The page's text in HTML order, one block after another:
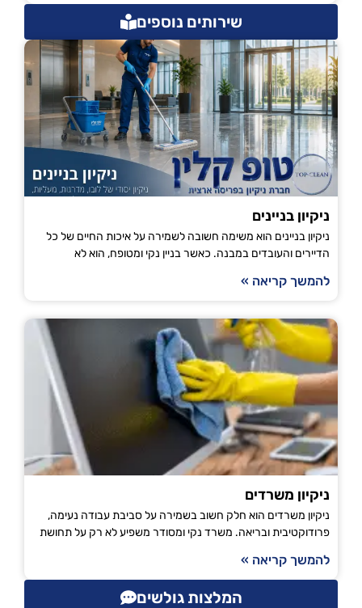
שירותים נוספים
ניקיון בניינים
ניקיון בניינים הוא משימה חשובה לשמירה על איכות החיים של כל
הדיירים והעובדים במבנה. כאשר בניין נקי ומטופח, הוא לא
להמשך קריאה »
ניקיון משרדים
ניקיון משרדים הוא חלק חשוב בשמירה על סביבת עבודה נעימה,
פרודוקטיבית ובריאה. משרד נקי ומסודר משפיע לא רק על תחושת
להמשך קריאה »
המלצות גולשים